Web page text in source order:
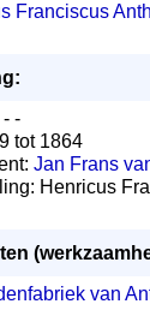
Franciscus
- -
tot 1864
Jan Frans
Henricus
van